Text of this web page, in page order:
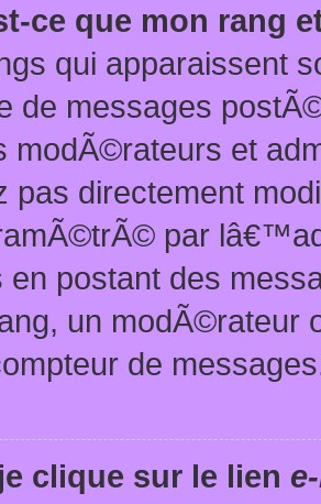
ce que mon rang
qui apparaissent
de messages
modÃ©rateurs et
pas directement
par
en postant des
un modÃ©rateur
de
clique sur le lien